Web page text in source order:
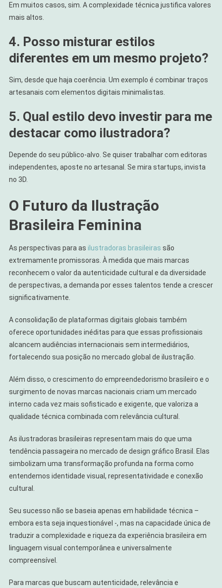
Em muitos casos, sim. A complexidade técnica justifica valores
mais altos.
4. Posso misturar estilos
diferentes em um mesmo projeto?
Sim, desde que haja coerência. Um exemplo é combinar traços
artesanais com elementos digitais minimalistas.
5. Qual estilo devo investir para me
destacar como ilustradora?
Depende do seu público-alvo. Se quiser trabalhar com editoras
independentes, aposte no artesanal. Se mira startups, invista
no 3D.
O Futuro da Ilustração
Brasileira Feminina
As perspectivas para as ilustradoras brasileiras são
extremamente promissoras. À medida que mais marcas
reconhecem o valor da autenticidade cultural e da diversidade
de perspectivas, a demanda por esses talentos tende a crescer
significativamente.
A consolidação de plataformas digitais globais também
oferece oportunidades inéditas para que essas profissionais
alcancem audiências internacionais sem intermediários,
fortalecendo sua posição no mercado global de ilustração.
Além disso, o crescimento do empreendedorismo brasileiro e o
surgimento de novas marcas nacionais criam um mercado
interno cada vez mais sofisticado e exigente, que valoriza a
qualidade técnica combinada com relevância cultural.
As ilustradoras brasileiras representam mais do que uma
tendência passageira no mercado de design gráfico Brasil. Elas
simbolizam uma transformação profunda na forma como
entendemos identidade visual, representatividade e conexão
cultural.
Seu sucesso não se baseia apenas em habilidade técnica –
embora esta seja inquestionável -, mas na capacidade única de
traduzir a complexidade e riqueza da experiência brasileira em
linguagem visual contemporânea e universalmente
compreensível.
Para marcas que buscam autenticidade, relevância e